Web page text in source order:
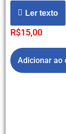
Ler texto
R$15,00
Adicionar ao